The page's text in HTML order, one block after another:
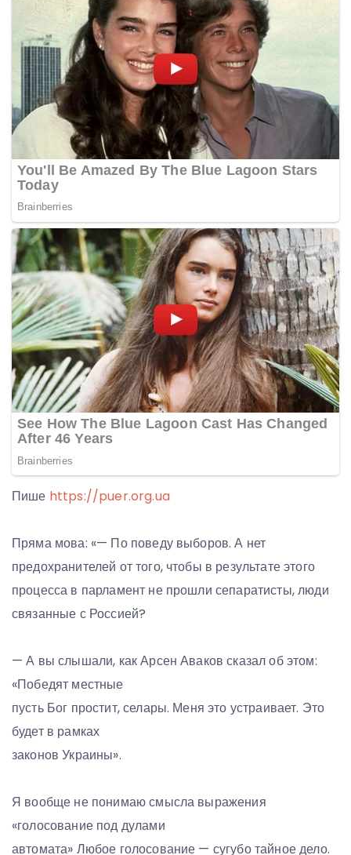
Пише https://puer.org.ua
Пряма мова: «— По поведу выборов. А нет
предохранителей от того, чтобы в результате этого
процесса в парламент не прошли сепаратисты, люди
связанные с Россией?
— А вы слышали, как Арсен Аваков сказал об этом:
«Победят местные
пусть Бог простит, селары. Меня это устраивает. Это
будет в рамках
законов Украины».
Я вообще не понимаю смысла выражения
«голосование под дулами
автомата» Любое голосование — сугубо тайное дело.